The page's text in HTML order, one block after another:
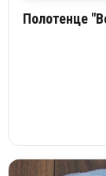
Полотенце